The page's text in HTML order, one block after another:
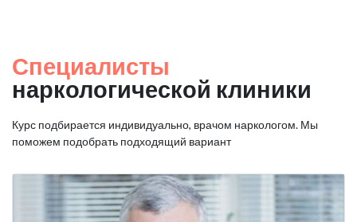
Специалисты
наркологической клиники
Курс подбирается индивидуально, врачом наркологом. Мы
поможем подобрать подходящий вариант